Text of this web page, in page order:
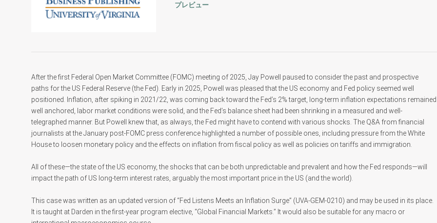
プレビュー
After the first Federal Open Market Committee (FOMC) meeting of 2025, Jay Powell paused to consider the past and prospective
paths for the US Federal Reserve (the Fed). Early in 2025, Powell was pleased that the US economy and Fed policy seemed well
positioned. Inflation, after spiking in 2021/22, was coming back toward the Fed’s 2% target, long-term inflation expectations remained
well anchored, labor market conditions were solid, and the Fed’s balance sheet had been shrinking in a measured and well-
telegraphed manner. But Powell knew that, as always, the Fed might have to contend with various shocks. The Q&A from financial
journalists at the January post-FOMC press conference highlighted a number of possible ones, including pressure from the White
House to loosen monetary policy and the effects on inflation from fiscal policy as well as policies on tariffs and immigration.
All of these—the state of the US economy, the shocks that can be both unpredictable and prevalent and how the Fed responds—will
impact the path of US long-term interest rates, arguably the most important price in the US (and the world).
This case was written as an updated version of “Fed Listens Meets an Inflation Surge” (UVA-GEM-0210) and may be used in its place.
It is taught at Darden in the first-year program elective, “Global Financial Markets.” It would also be suitable for any macro or